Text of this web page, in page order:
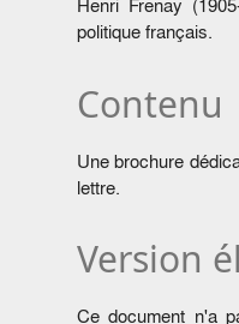
Henri Frenay
politique français.
Contenu
Une brochure
lettre.
Version
Ce document n'a